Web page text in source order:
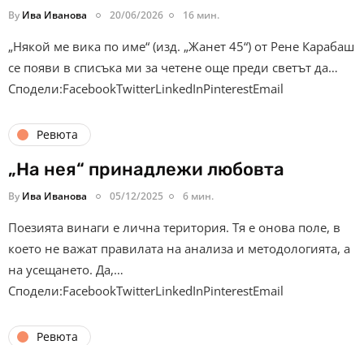
By Ива Иванова 20/06/2026 16 мин.
„Някой ме вика по име“ (изд. „Жанет 45“) от Рене Карабаш
се появи в списъка ми за четене още преди светът да…
Сподели:FacebookTwitterLinkedInPinterestEmail
Ревюта
„На нея“ принадлежи любовта
By Ива Иванова 05/12/2025 6 мин.
Поезията винаги е лична територия. Тя е онова поле, в
което не важат правилата на анализа и методологията, а
на усещането. Да,…
Сподели:FacebookTwitterLinkedInPinterestEmail
Ревюта